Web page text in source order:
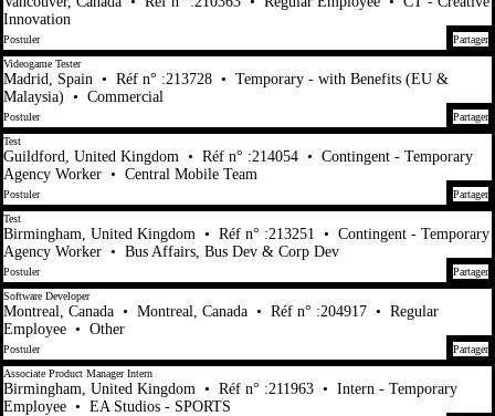
Innovation
Postuler
Partager
Videogame Tester
Madrid, Spain • Réf n° :213728 • Temporary - with Benefits (EU &
Malaysia) • Commercial
Postuler
Partager
Test
Guildford, United Kingdom • Réf n° :214054 • Contingent - Temporary
Agency Worker • Central Mobile Team
Postuler
Partager
Test
Birmingham, United Kingdom • Réf n° :213251 • Contingent - Temporary
Agency Worker • Bus Affairs, Bus Dev & Corp Dev
Postuler
Partager
Software Developer
Montreal, Canada • Montreal, Canada • Réf n° :204917 • Regular
Employee • Other
Postuler
Partager
Associate Product Manager Intern
Birmingham, United Kingdom • Réf n° :211963 • Intern - Temporary
Employee • EA Studios - SPORTS